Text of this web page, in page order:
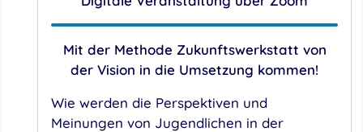
Mit der Methode Zukunftswerkstatt von
der Vision in die Umsetzung kommen!
Wie werden die Perspektiven und
Meinungen von Jugendlichen in der